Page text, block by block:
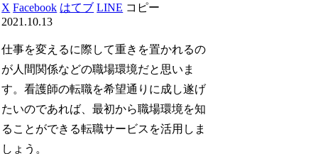
X Facebook はてブ LINE コピー
2021.10.13
仕事を変えるに際して重きを置かれるの
が人間関係などの職場環境だと思いま
す。看護師の転職を希望通りに成し遂げ
たいのであれば、最初から職場環境を知
ることができる転職サービスを活用しま
しょう。